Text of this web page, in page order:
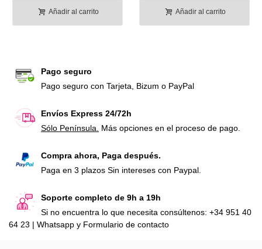
Añadir al carrito Añadir al carrito
Pago seguro
Pago seguro con Tarjeta, Bizum o PayPal
Envíos Express 24/72h
Sólo Península.
Más opciones en el proceso de pago.
Compra ahora, Paga después.
Paga en 3 plazos Sin intereses con Paypal.
Soporte completo de 9h a 19h
Si no encuentra lo que necesita consúltenos: +34 951 40
64 23 | Whatsapp y Formulario de contacto